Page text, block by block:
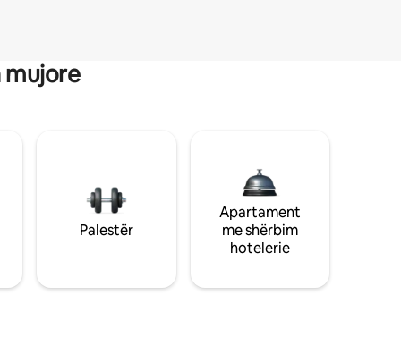
mujore
Palestër
Apartament
me shërbim
hotelerie